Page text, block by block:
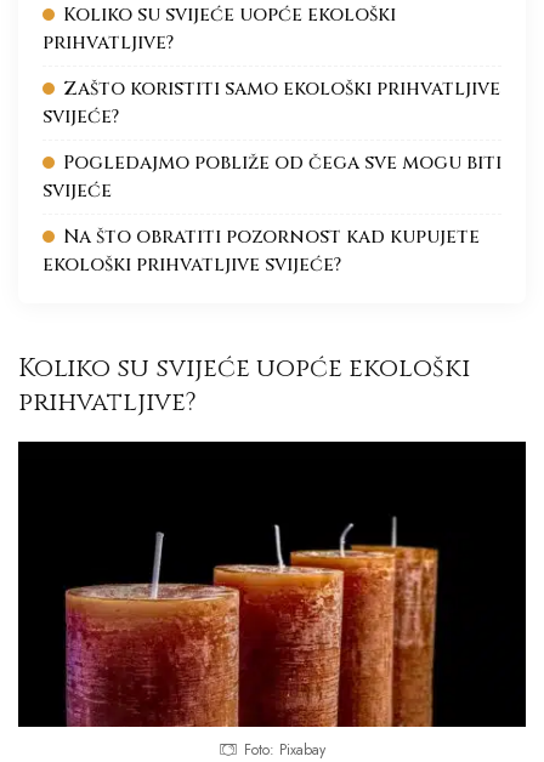
Koliko su svijeće uopće ekološki
prihvatljive?
Zašto koristiti samo ekološki prihvatljive
svijeće?
Pogledajmo pobliže od čega sve mogu biti
svijeće
Na što obratiti pozornost kad kupujete
ekološki prihvatljive svijeće?
Koliko su svijeće uopće ekološki
prihvatljive?
Foto: Pixabay